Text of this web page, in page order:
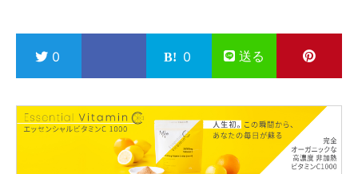
0 0 送る